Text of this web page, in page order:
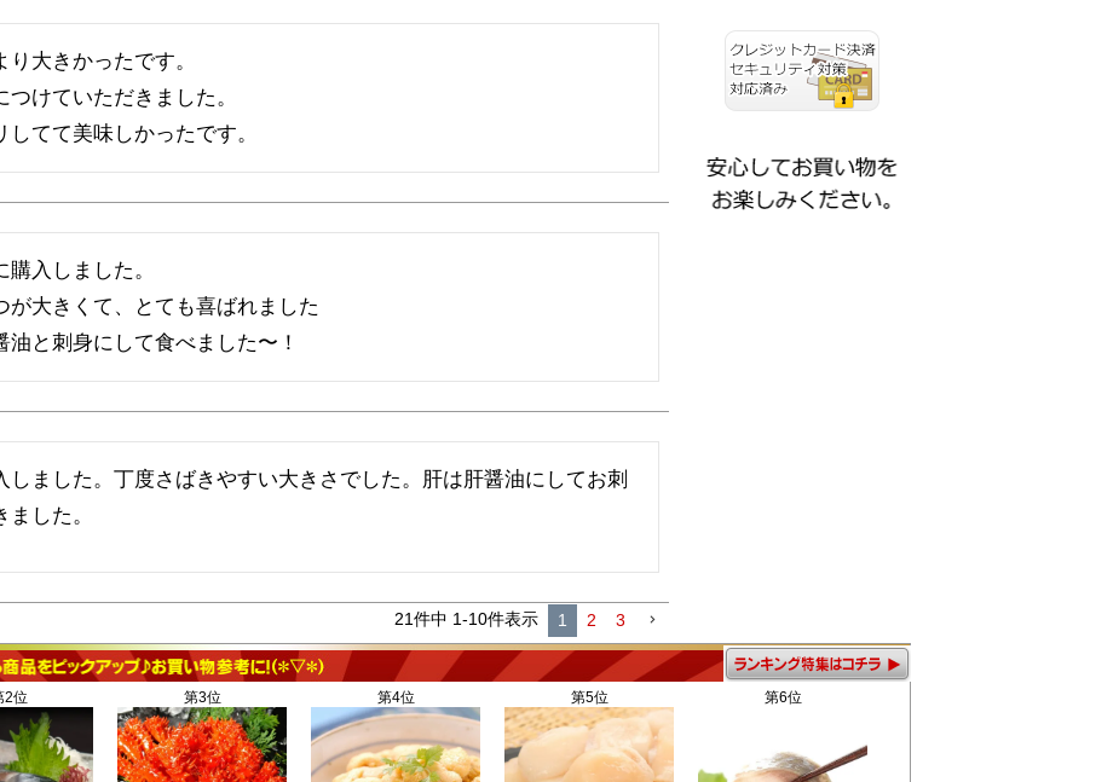
り大きかったです。
つけていただきました。
してて美味しかったです。
購入しました。
が大きくて、とても喜ばれました
しました。丁度さばきやすい大きさでした。肝は肝醤油にしてお刺
ました。
21件中 1-10件表示 1 2 3
2位 第3位 第4位 第5位 第6位